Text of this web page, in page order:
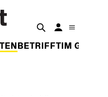
BETRIFFT IM